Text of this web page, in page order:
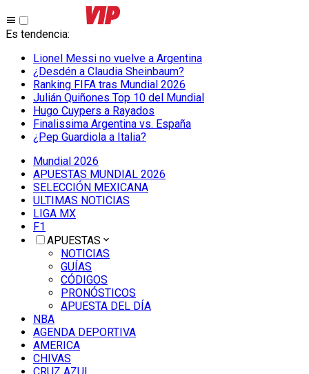
Es tendencia:
Lionel Messi no vuelve a Argentina
¿Desdén a Claudia Sheinbaum?
Ranking FIFA tras Mundial 2026
Julián Quiñones Top 10 del Mundial
Hugo Cuypers a Rayados
Finalissima Argentina vs. España
¿Pep Guardiola a Italia?
Mundial 2026
APUESTAS MUNDIAL 2026
SELECCIÓN MEXICANA
ULTIMAS NOTICIAS
LIGA MX
F1
APUESTAS
NOTICIAS
GUÍAS
CÓDIGOS
PRONÓSTICOS
APUESTA DEL DÍA
NBA
AGENDA DEPORTIVA
AMERICA
CHIVAS